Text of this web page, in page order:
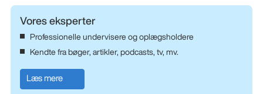
Vores eksperter
Professionelle undervisere og oplægsholdere
Kendte fra bøger, artikler, podcasts, tv, mv.
Læs mere